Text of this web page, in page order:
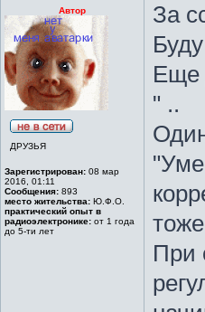
Автор
ДРУЗЬЯ
Зарегистрирован: 08 мар
2016, 01:11
Сообщения: 893
место жительства: Ю.Ф.О.
практический опыт в
радиоэлектронике: от 1 года
до 5-ти лет
За
Еще
" ..
При